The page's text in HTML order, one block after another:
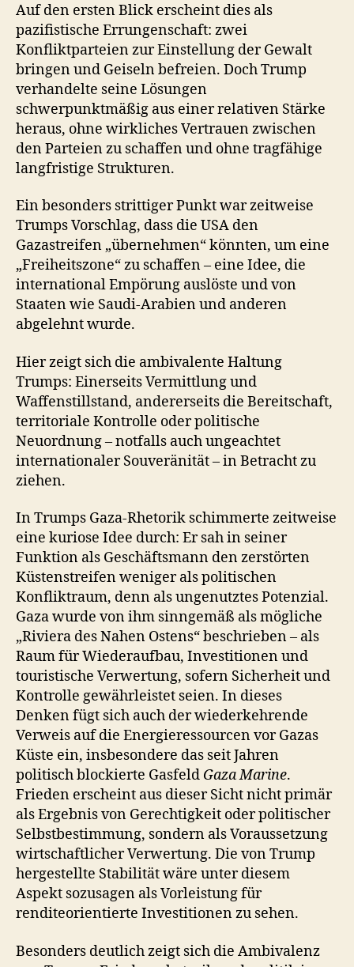
Auf den ersten Blick erscheint dies als
pazifistische Errungenschaft: zwei
Konfliktparteien zur Einstellung der Gewalt
bringen und Geiseln befreien. Doch Trump
verhandelte seine Lösungen
schwerpunktmäßig aus einer relativen Stärke
heraus, ohne wirkliches Vertrauen zwischen
den Parteien zu schaffen und ohne tragfähige
langfristige Strukturen.
Ein besonders strittiger Punkt war zeitweise
Trumps Vorschlag, dass die USA den
Gazastreifen „übernehmen“ könnten, um eine
„Freiheitszone“ zu schaffen – eine Idee, die
international Empörung auslöste und von
Staaten wie Saudi-Arabien und anderen
abgelehnt wurde.
Hier zeigt sich die ambivalente Haltung
Trumps: Einerseits Vermittlung und
Waffenstillstand, andererseits die Bereitschaft,
territoriale Kontrolle oder politische
Neuordnung – notfalls auch ungeachtet
internationaler Souveränität – in Betracht zu
ziehen.
In Trumps Gaza-Rhetorik schimmerte zeitweise
eine kuriose Idee durch: Er sah in seiner
Funktion als Geschäftsmann den zerstörten
Küstenstreifen weniger als politischen
Konfliktraum, denn als ungenutztes Potenzial.
Gaza wurde von ihm sinngemäß als mögliche
„Riviera des Nahen Ostens“ beschrieben – als
Raum für Wiederaufbau, Investitionen und
touristische Verwertung, sofern Sicherheit und
Kontrolle gewährleistet seien. In dieses
Denken fügt sich auch der wiederkehrende
Verweis auf die Energieressourcen vor Gazas
Küste ein, insbesondere das seit Jahren
politisch blockierte Gasfeld Gaza Marine.
Frieden erscheint aus dieser Sicht nicht primär
als Ergebnis von Gerechtigkeit oder politischer
Selbstbestimmung, sondern als Voraussetzung
wirtschaftlicher Verwertung. Die von Trump
hergestellte Stabilität wäre unter diesem
Aspekt sozusagen als Vorleistung für
renditeorientierte Investitionen zu sehen.
Besonders deutlich zeigt sich die Ambivalenz